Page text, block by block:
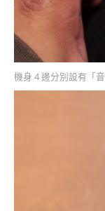
機身 4 邊分別設有「